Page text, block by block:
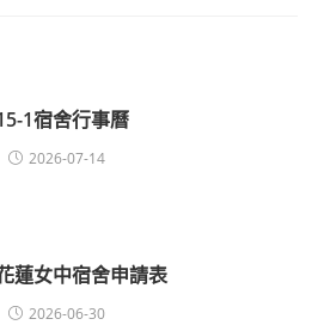
1宿舍行事曆
2026-07-14
蓮女中宿舍申請表
2026-06-30